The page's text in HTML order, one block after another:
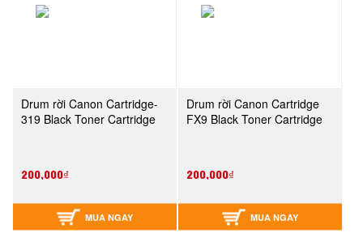
Drum rời Canon Cartridge-
319 Black Toner Cartridge
200,000₫
MUA NGAY
Drum rời Canon Cartridge
FX9 Black Toner Cartridge
200,000₫
MUA NGAY